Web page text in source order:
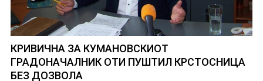
КРИВИЧНА ЗА КУМАНОВСКИОТ
ГРАДОНАЧАЛНИК ОТИ ПУШТИЛ КРСТОСНИЦА
БЕЗ ДОЗВОЛА